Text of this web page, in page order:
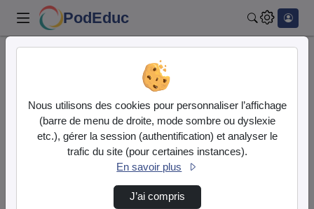
PodEduc
Présentation de l'application DIGICOD
Lire
Nous utilisons des cookies pour personnaliser l’affichage
(barre de menu de droite, mode sombre ou dyslexie
etc.), gérer la session (authentification) et analyser le
trafic du site (pour certaines instances).
En savoir plus
J’ai compris